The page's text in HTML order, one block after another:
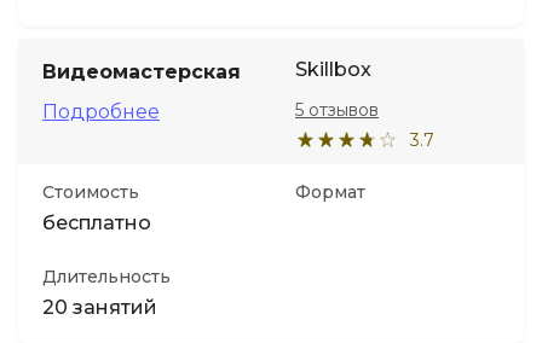
Видеомастерская
Подробнее
Skillbox
3.7
5 отзывов
Стоимость
бесплатно
Формат
Длительность
20 занятий